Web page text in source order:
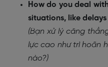
How do you deal
situations, like
(Bạn xử lý căng
lực cao như trì hoãn
nào?)